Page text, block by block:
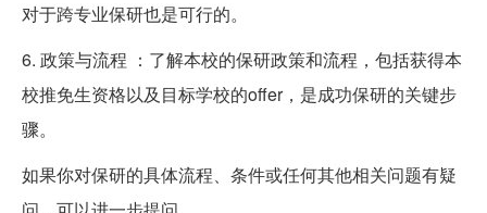
对于跨专业保研也是可行的。
6. 政策与流程 ：了解本校的保研政策和流程，包括获得本
校推免生资格以及目标学校的offer，是成功保研的关键步
骤。
如果你对保研的具体流程、条件或任何其他相关问题有疑